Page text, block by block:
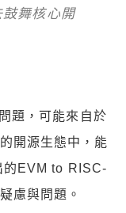
舞核心開
題，可能來自於
開源生態中，能
的EVM to RISC-
慮與問題。